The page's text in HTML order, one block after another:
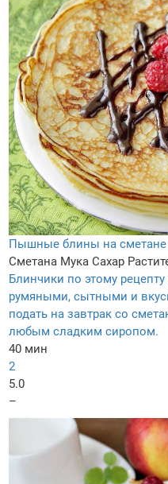
Пышные блины на сметане
Сметана Мука Сахар
Блинчики по этому
румяными, сытными и
подать на завтрак со
любым сладким сиропом.
40 мин
2
5.0
–